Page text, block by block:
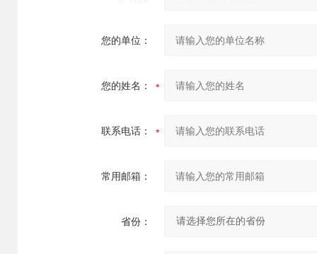
您的单位：
您的姓名：
联系电话：
常用邮箱：
省份：